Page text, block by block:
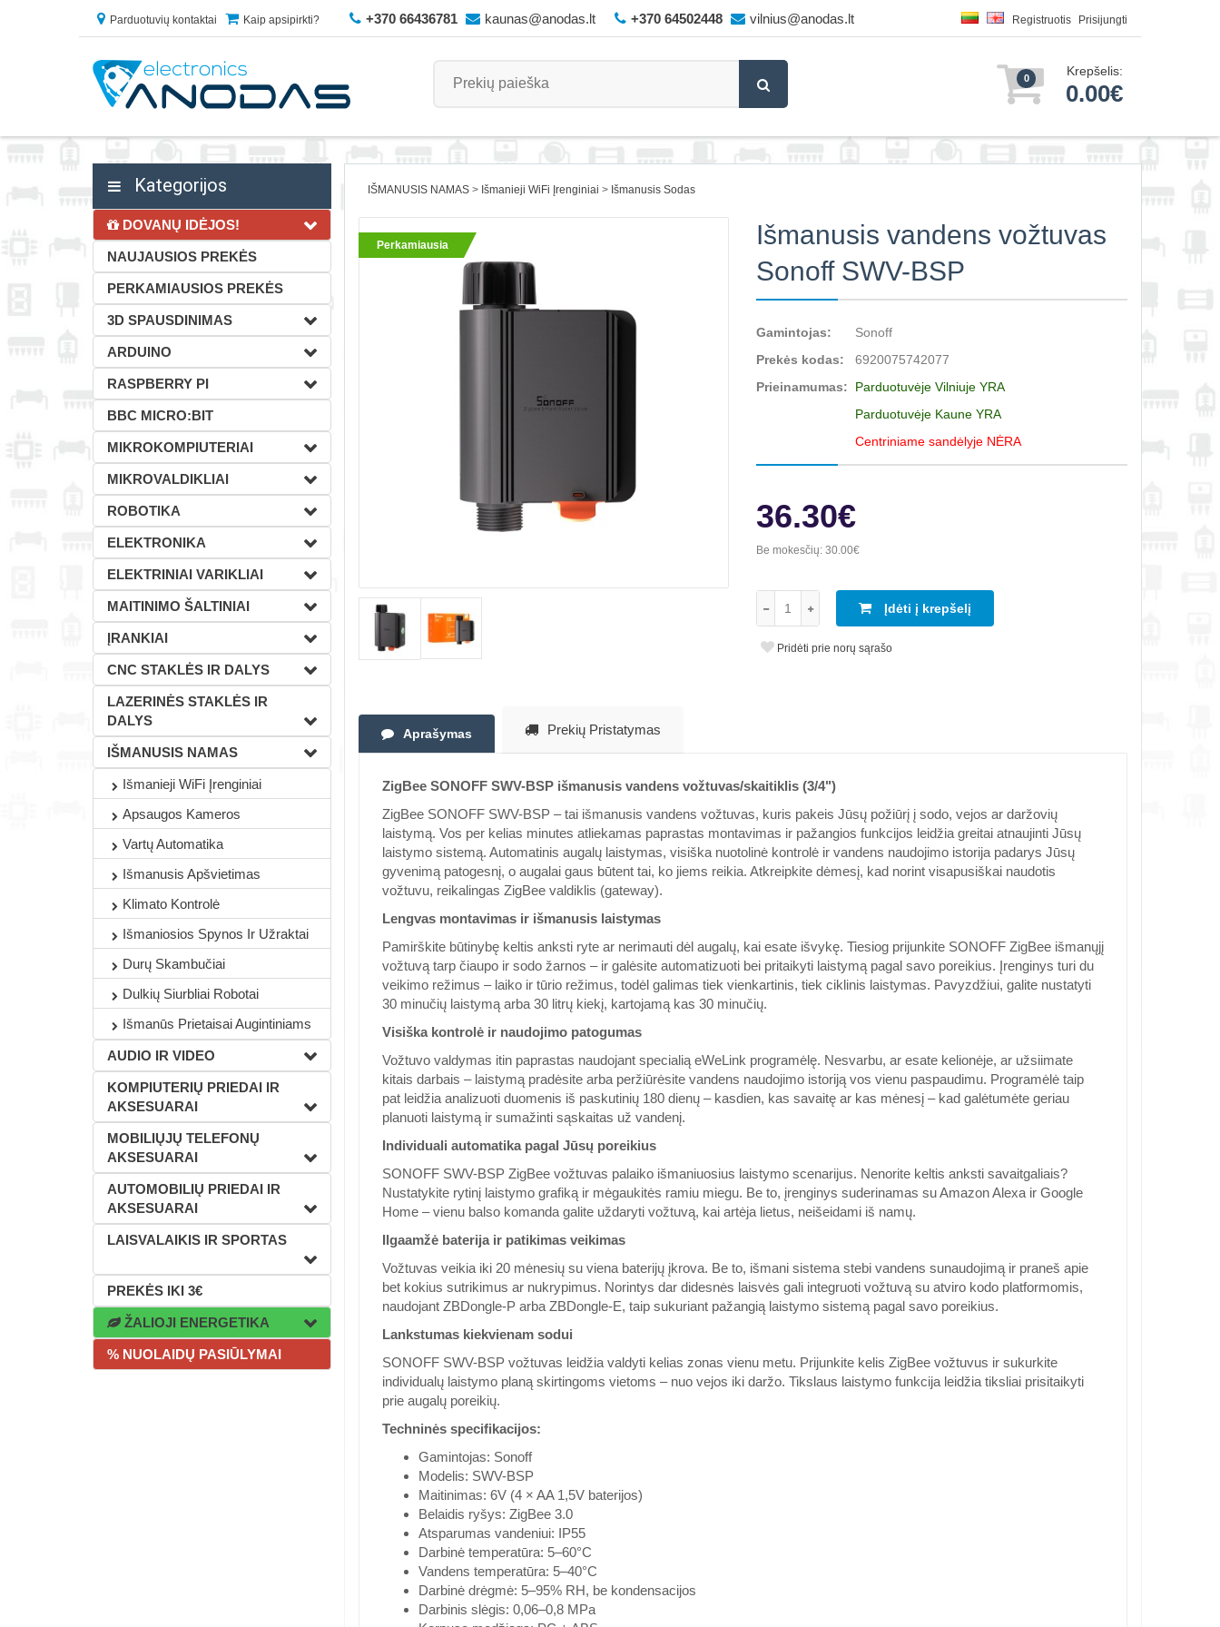
Parduotuvių kontaktai Kaip apsipirkti? +370 66436781 kaunas@anodas.lt +370 64502448 vilnius@anodas.lt Registruotis Prisijungti
0 Krepšelis:
0.00€
Kategorijos
DOVANŲ IDĖJOS!
NAUJAUSIOS PREKĖS
PERKAMIAUSIOS PREKĖS
3D SPAUSDINIMAS
ARDUINO
RASPBERRY PI
BBC MICRO:BIT
MIKROKOMPIUTERIAI
MIKROVALDIKLIAI
ROBOTIKA
ELEKTRONIKA
ELEKTRINIAI VARIKLIAI
MAITINIMO ŠALTINIAI
ĮRANKIAI
CNC STAKLĖS IR DALYS
LAZERINĖS STAKLĖS IR
DALYS
IŠMANUSIS NAMAS
Išmanieji WiFi Įrenginiai
Apsaugos Kameros
Vartų Automatika
Išmanusis Apšvietimas
Klimato Kontrolė
Išmaniosios Spynos Ir Užraktai
Durų Skambučiai
Dulkių Siurbliai Robotai
Išmanūs Prietaisai Augintiniams
AUDIO IR VIDEO
KOMPIUTERIŲ PRIEDAI IR
AKSESUARAI
MOBILIŲJŲ TELEFONŲ
AKSESUARAI
AUTOMOBILIŲ PRIEDAI IR
AKSESUARAI
LAISVALAIKIS IR SPORTAS
PREKĖS IKI 3€
ŽALIOJI ENERGETIKA
% NUOLAIDŲ PASIŪLYMAI
IŠMANUSIS NAMAS Išmanieji WiFi Įrenginiai Išmanusis Sodas
Perkamiausia
Išmanusis vandens vožtuvas
Sonoff SWV-BSP
Gamintojas:
Sonoff
Prekės kodas:
6920075742077
Prieinamumas:
Parduotuvėje Vilniuje YRA
Parduotuvėje Kaune YRA
Centriniame sandėlyje NĖRA
36.30€
Be mokesčių:30.00€
Įdėti į krepšelį
Pridėti prie norų sąrašo
Aprašymas Prekių Pristatymas
ZigBee SONOFF SWV-BSP išmanusis vandens vožtuvas/skaitiklis (3/4")
ZigBee SONOFF SWV-BSP – tai išmanusis vandens vožtuvas, kuris pakeis Jūsų požiūrį į sodo, vejos ar daržovių
laistymą. Vos per kelias minutes atliekamas paprastas montavimas ir pažangios funkcijos leidžia greitai atnaujinti Jūsų
laistymo sistemą. Automatinis augalų laistymas, visiška nuotolinė kontrolė ir vandens naudojimo istorija padarys Jūsų
gyvenimą patogesnį, o augalai gaus būtent tai, ko jiems reikia. Atkreipkite dėmesį, kad norint visapusiškai naudotis
vožtuvu, reikalingas ZigBee valdiklis (gateway).
Lengvas montavimas ir išmanusis laistymas
Pamirškite būtinybę keltis anksti ryte ar nerimauti dėl augalų, kai esate išvykę. Tiesiog prijunkite SONOFF ZigBee išmanųjį
vožtuvą tarp čiaupo ir sodo žarnos – ir galėsite automatizuoti bei pritaikyti laistymą pagal savo poreikius. Įrenginys turi du
veikimo režimus – laiko ir tūrio režimus, todėl galimas tiek vienkartinis, tiek ciklinis laistymas. Pavyzdžiui, galite nustatyti
30 minučių laistymą arba 30 litrų kiekį, kartojamą kas 30 minučių.
Visiška kontrolė ir naudojimo patogumas
Vožtuvo valdymas itin paprastas naudojant specialią eWeLink programėlę. Nesvarbu, ar esate kelionėje, ar užsiimate
kitais darbais – laistymą pradėsite arba peržiūrėsite vandens naudojimo istoriją vos vienu paspaudimu. Programėlė taip
pat leidžia analizuoti duomenis iš paskutinių 180 dienų – kasdien, kas savaitę ar kas mėnesį – kad galėtumėte geriau
planuoti laistymą ir sumažinti sąskaitas už vandenį.
Individuali automatika pagal Jūsų poreikius
SONOFF SWV-BSP ZigBee vožtuvas palaiko išmaniuosius laistymo scenarijus. Nenorite keltis anksti savaitgaliais?
Nustatykite rytinį laistymo grafiką ir mėgaukitės ramiu miegu. Be to, įrenginys suderinamas su Amazon Alexa ir Google
Home – vienu balso komanda galite uždaryti vožtuvą, kai artėja lietus, neišeidami iš namų.
Ilgaamžė baterija ir patikimas veikimas
Vožtuvas veikia iki 20 mėnesių su viena baterijų įkrova. Be to, išmani sistema stebi vandens sunaudojimą ir praneš apie
bet kokius sutrikimus ar nukrypimus. Norintys dar didesnės laisvės gali integruoti vožtuvą su atviro kodo platformomis,
naudojant ZBDongle-P arba ZBDongle-E, taip sukuriant pažangią laistymo sistemą pagal savo poreikius.
Lankstumas kiekvienam sodui
SONOFF SWV-BSP vožtuvas leidžia valdyti kelias zonas vienu metu. Prijunkite kelis ZigBee vožtuvus ir sukurkite
individualų laistymo planą skirtingoms vietoms – nuo vejos iki daržo. Tikslaus laistymo funkcija leidžia tiksliai prisitaikyti
prie augalų poreikių.
Techninės specifikacijos:
Gamintojas: Sonoff
Modelis: SWV-BSP
Maitinimas: 6V (4 × AA 1,5V baterijos)
Belaidis ryšys: ZigBee 3.0
Atsparumas vandeniui: IP55
Darbinė temperatūra: 5–60°C
Vandens temperatūra: 5–40°C
Darbinė drėgmė: 5–95% RH, be kondensacijos
Darbinis slėgis: 0,06–0,8 MPa